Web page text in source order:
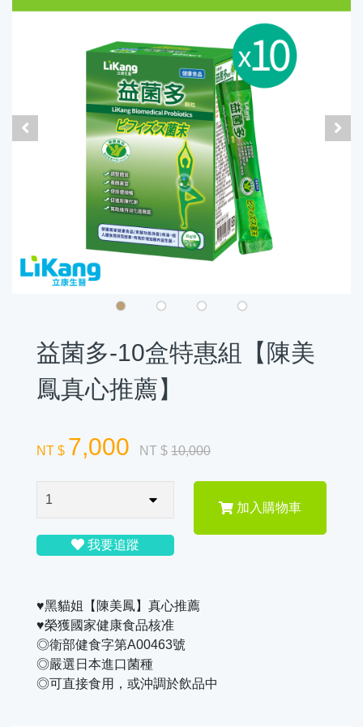
益菌多-10盒特惠組【陳美
鳳真心推薦】
NT $ 7,000 NT $ 10,000
我要追蹤
加入購物車
♥黑貓姐【陳美鳳】真心推薦
♥榮獲國家健康食品核准
◎衛部健食字第A00463號
◎嚴選日本進口菌種
◎可直接食用，或沖調於飲品中